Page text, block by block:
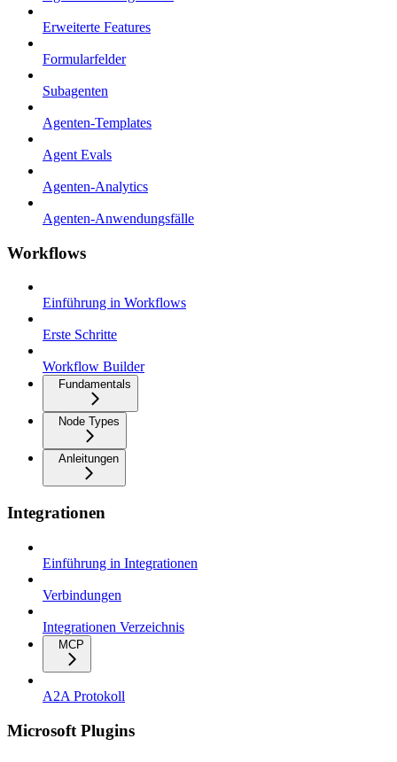
Erweiterte Features
Formularfelder
Subagenten
Agenten-Templates
Agent Evals
Agenten-Analytics
Agenten-Anwendungsfälle
Workflows
Einführung in Workflows
Erste Schritte
Workflow Builder
Fundamentals
Node Types
Anleitungen
Integrationen
Einführung in Integrationen
Verbindungen
Integrationen Verzeichnis
MCP
A2A Protokoll
Microsoft Plugins